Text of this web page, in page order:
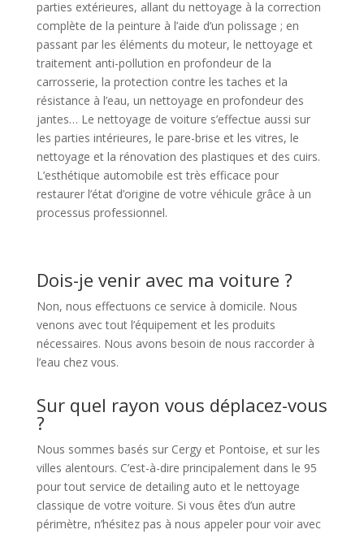
parties extérieures, allant du nettoyage à la correction
complète de la peinture à l’aide d’un polissage ; en
passant par les éléments du moteur, le nettoyage et
traitement anti-pollution en profondeur de la
carrosserie, la protection contre les taches et la
résistance à l’eau, un nettoyage en profondeur des
jantes… Le nettoyage de voiture s’effectue aussi sur
les parties intérieures, le pare-brise et les vitres, le
nettoyage et la rénovation des plastiques et des cuirs.
L’esthétique automobile est très efficace pour
restaurer l’état d’origine de votre véhicule grâce à un
processus professionnel.
Dois-je venir avec ma voiture ?
Non, nous effectuons ce service à domicile. Nous
venons avec tout l’équipement et les produits
nécessaires. Nous avons besoin de nous raccorder à
l’eau chez vous.
Sur quel rayon vous déplacez-vous
?
Nous sommes basés sur Cergy et Pontoise, et sur les
villes alentours. C’est-à-dire principalement dans le 95
pour tout service de detailing auto et le nettoyage
classique de votre voiture. Si vous êtes d’un autre
périmètre, n’hésitez pas à nous appeler pour voir avec